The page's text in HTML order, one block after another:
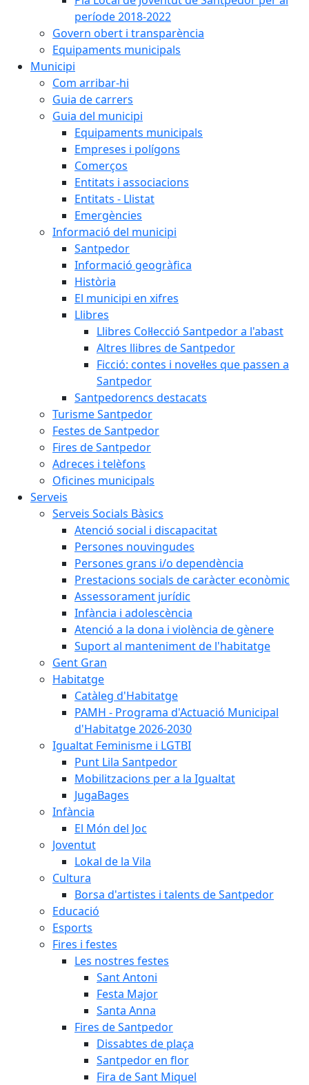
període 2018-2022
Govern obert i transparència
Equipaments municipals
Municipi
Com arribar-hi
Guia de carrers
Guia del municipi
Equipaments municipals
Empreses i polígons
Comerços
Entitats i associacions
Entitats - Llistat
Emergències
Informació del municipi
Santpedor
Informació geogràfica
Història
El municipi en xifres
Llibres
Llibres Col·lecció Santpedor a l'abast
Altres llibres de Santpedor
Ficció: contes i novel·les que passen a
Santpedor
Santpedorencs destacats
Turisme Santpedor
Festes de Santpedor
Fires de Santpedor
Adreces i telèfons
Oficines municipals
Serveis
Serveis Socials Bàsics
Atenció social i discapacitat
Persones nouvingudes
Persones grans i/o dependència
Prestacions socials de caràcter econòmic
Assessorament jurídic
Infància i adolescència
Atenció a la dona i violència de gènere
Suport al manteniment de l'habitatge
Gent Gran
Habitatge
Catàleg d'Habitatge
PAMH - Programa d'Actuació Municipal
d'Habitatge 2026-2030
Igualtat Feminisme i LGTBI
Punt Lila Santpedor
Mobilitzacions per a la Igualtat
JugaBages
Infància
El Món del Joc
Joventut
Lokal de la Vila
Cultura
Borsa d'artistes i talents de Santpedor
Educació
Esports
Fires i festes
Les nostres festes
Sant Antoni
Festa Major
Santa Anna
Fires de Santpedor
Dissabtes de plaça
Santpedor en flor
Fira de Sant Miquel